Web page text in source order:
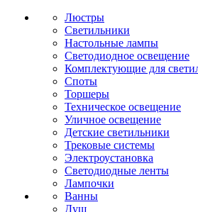
Люстры
Светильники
Настольные лампы
Светодиодное освещение
Комплектующие для
Споты
Торшеры
Техническое освещение
Уличное освещение
Детские светильники
Трековые системы
Электроустановка
Светодиодные ленты
Лампочки
Ванны
Душ